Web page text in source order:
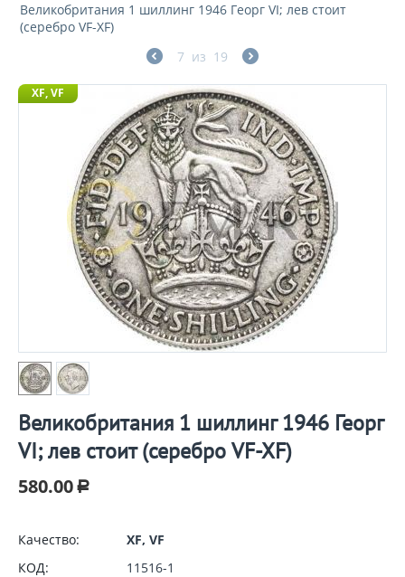
Великобритания 1 шиллинг 1946 Георг VI; лев стоит
(серебро VF-XF)
7 из 19
XF, VF
Великобритания 1 шиллинг 1946 Георг
VI; лев стоит (серебро VF-XF)
580.00 Р
Качество:
XF, VF
КОД:
11516-1